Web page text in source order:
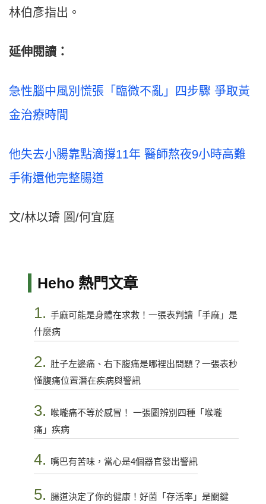
林伯彥指出。
延伸閱讀：
急性腦中風別慌張「臨微不亂」四步驟 爭取黃
金治療時間
他失去小腸靠點滴撐11年 醫師熬夜9小時高難
手術還他完整腸道
文/林以璿 圖/何宜庭
Heho 熱門文章
1. 手麻可能是身體在求救！一張表判讀「手麻」是
什麼病
2. 肚子左邊痛、右下腹痛是哪裡出問題？一張表秒
懂腹痛位置潛在疾病與警訊
3.
喉嚨痛不等於感冒！ 一張圖辨別四種「喉嚨
痛」疾病
4. 嘴巴有苦味，當心是4個器官發出警訊
5. 腸道決定了你的健康！好菌「存活率」是關鍵